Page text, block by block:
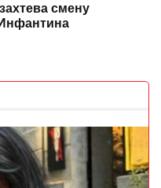
смену